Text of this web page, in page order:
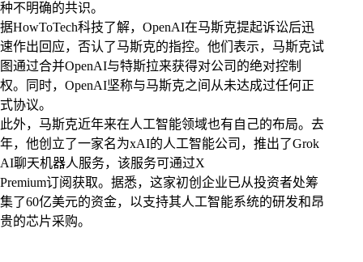
种不明确的共识。
据HowToTech科技了解，OpenAI在马斯克提起诉讼后迅
速作出回应，否认了马斯克的指控。他们表示，马斯克试
图通过合并OpenAI与特斯拉来获得对公司的绝对控制
权。同时，OpenAI坚称与马斯克之间从未达成过任何正
式协议。
此外，马斯克近年来在人工智能领域也有自己的布局。去
年，他创立了一家名为xAI的人工智能公司，推出了Grok
AI聊天机器人服务，该服务可通过X
Premium订阅获取。据悉，这家初创企业已从投资者处筹
集了60亿美元的资金，以支持其人工智能系统的研发和昂
贵的芯片采购。